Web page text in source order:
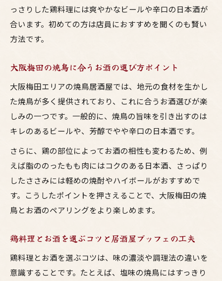
っさりした鶏料理には爽やかなビールや辛口の日本酒が
合います。初めての方は店員におすすめを聞くのも賢い
方法です。
大阪梅田の焼鳥に合うお酒の選び方ポイント
大阪梅田エリアの焼鳥居酒屋では、地元の食材を生かし
た焼鳥が多く提供されており、これに合うお酒選びが楽
しみの一つです。一般的に、焼鳥の旨味を引き出すのは
キレのあるビールや、芳醇でやや辛口の日本酒です。
さらに、鶏の部位によってお酒の相性も変わるため、例
えば脂ののったもも肉にはコクのある日本酒、さっぱり
したささみには軽めの焼酎やハイボールがおすすめで
す。こうしたポイントを押さえることで、大阪梅田の焼
鳥とお酒のペアリングをより楽しめます。
鶏料理とお酒を選ぶコツと居酒屋ブッフェの工夫
鶏料理とお酒を選ぶコツは、味の濃淡や調理法の違いを
意識することです。たとえば、塩味の焼鳥にはすっきり